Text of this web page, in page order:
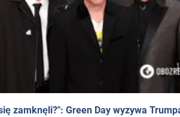
zamknęli?": Green Day wyzywa